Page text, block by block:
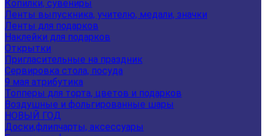
Копилки, сувениры
Ленты выпускника, учителю, медали, значки
Ленты для подарков
Наклейки для подарков
Открытки
Пригласительные на праздник
Сервировка стола, посуда
9 мая атрибутика
Топперы для торта, цветов и подарков
Воздушные и фольгированные шары
НОВЫЙ ГОД
Доски,флипчарты, аксессуары